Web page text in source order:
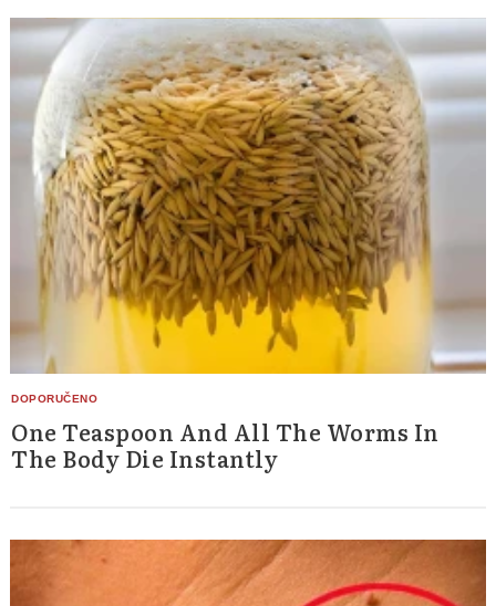
One Teaspoon And All The Worms In
The Body Die Instantly